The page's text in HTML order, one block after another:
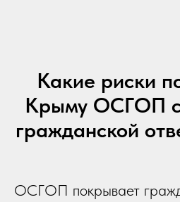
Какие риски
Крыму ОСГОП
гражданской
ОСГОП покрывает